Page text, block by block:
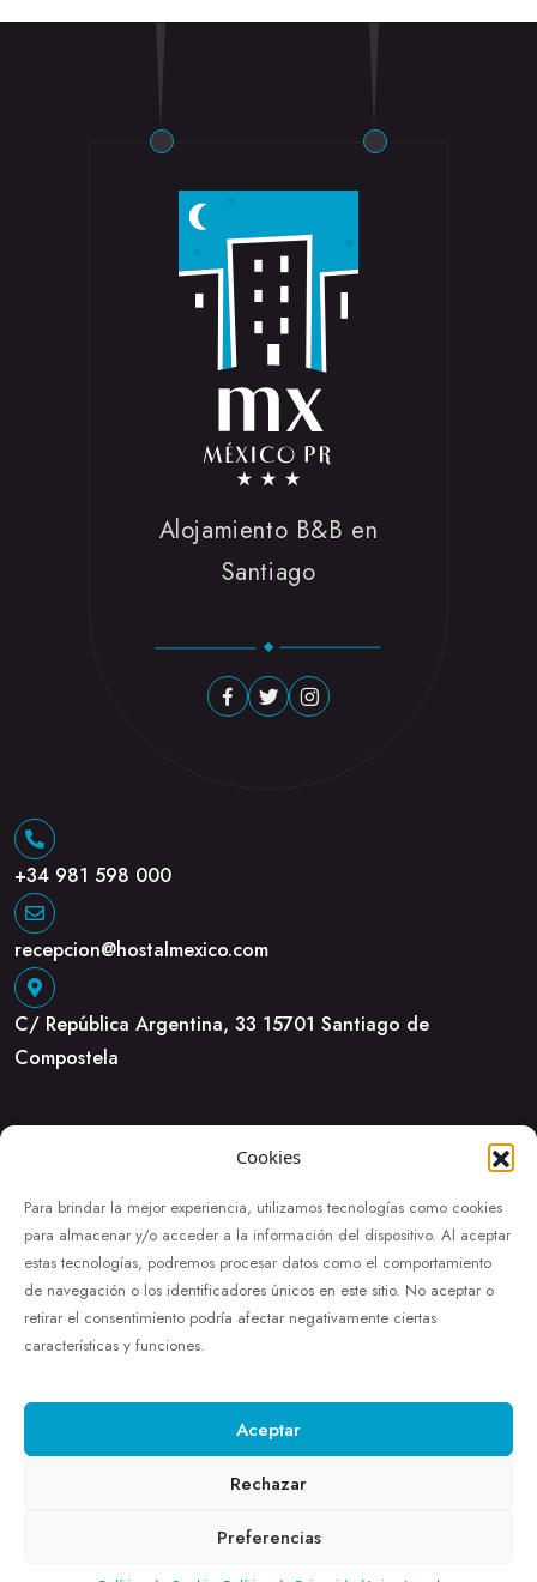
Cookies
Para brindar la mejor experiencia, utilizamos tecnologías como cookies
para almacenar y/o acceder a la información del dispositivo. Al aceptar
estas tecnologías, podremos procesar datos como el comportamiento
de navegación o los identificadores únicos en este sitio. No aceptar o
retirar el consentimiento podría afectar negativamente ciertas
características y funciones.
Aceptar
Rechazar
Preferencias
Alojamiento B&B en
Santiago
+34 981 598 000
recepcion@hostalmexico.com
C/ República Argentina, 33 15701 Santiago de
Compostela
Servicios
Blog
Contactar